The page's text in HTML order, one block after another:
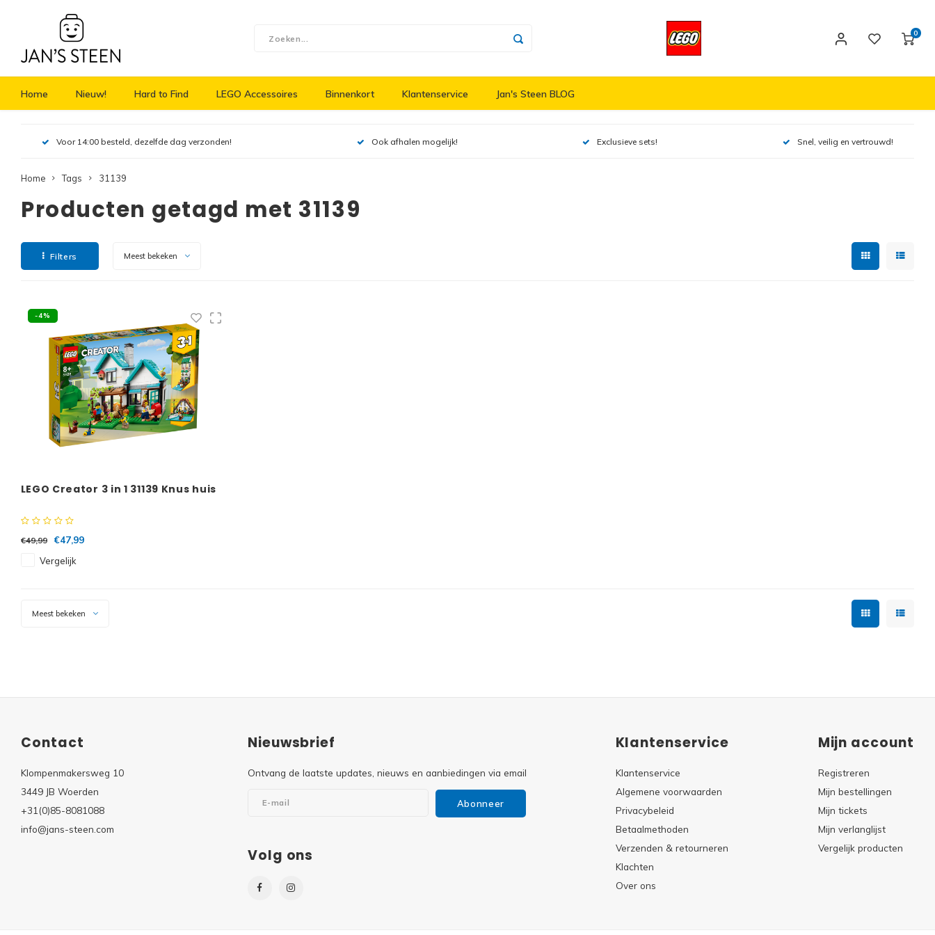
0
Home Nieuw! Hard to Find LEGO Accessoires Binnenkort Klantenservice Jan's Steen BLOG
Voor 14:00 besteld, dezelfde dag verzonden! Ook afhalen mogelijk! Exclusieve sets! Snel, veilig en vertrouwd!
Home Tags 31139
Producten getagd met 31139
Filters Meest bekeken
-4%
LEGO Creator 3 in 1 31139 Knus huis
€49,99
€47,99
Vergelijk
Meest bekeken
Contact
Klompenmakersweg 10
3449 JB Woerden
+31(0)85-8081088
info@jans-steen.com
Nieuwsbrief
Ontvang de laatste updates, nieuws en aanbiedingen via email
Abonneer
Volg ons
Klantenservice
Klantenservice
Algemene voorwaarden
Privacybeleid
Betaalmethoden
Verzenden & retourneren
Klachten
Over ons
Mijn account
Registreren
Mijn bestellingen
Mijn tickets
Mijn verlanglijst
Vergelijk producten